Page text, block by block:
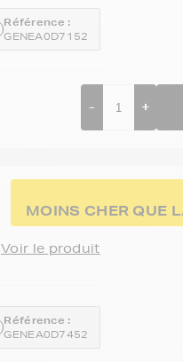
Référence :
GENEA0D7152
- +
MOINS CHER QUE
Voir le produit
Référence :
GENEA0D7452